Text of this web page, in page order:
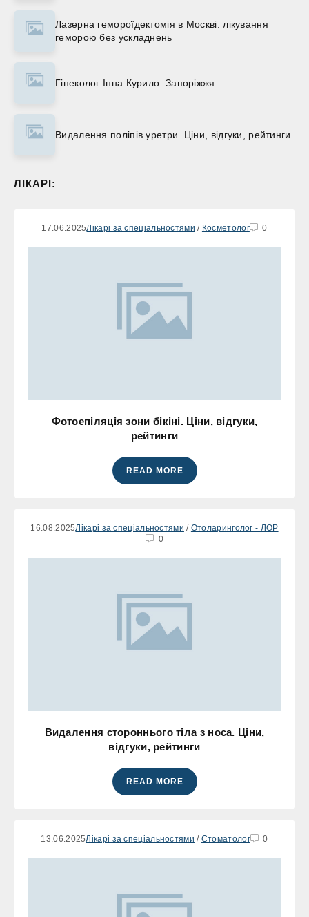
Лазерна гемороїдектомія в Москві: лікування
геморою без ускладнень
Гінеколог Інна Курило. Запоріжжя
Видалення поліпів уретри. Ціни, відгуки, рейтинги
ЛІКАРІ:
17.06.2025Лікарі за спеціальностями / Косметолог 0
Фотоепіляція зони бікіні. Ціни, відгуки,
рейтинги
READ MORE
16.08.2025Лікарі за спеціальностями / Отоларинголог - ЛОР
0
Видалення стороннього тіла з носа. Ціни,
відгуки, рейтинги
READ MORE
13.06.2025Лікарі за спеціальностями / Стоматолог 0